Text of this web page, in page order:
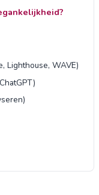
Lighthouse, WAVE)